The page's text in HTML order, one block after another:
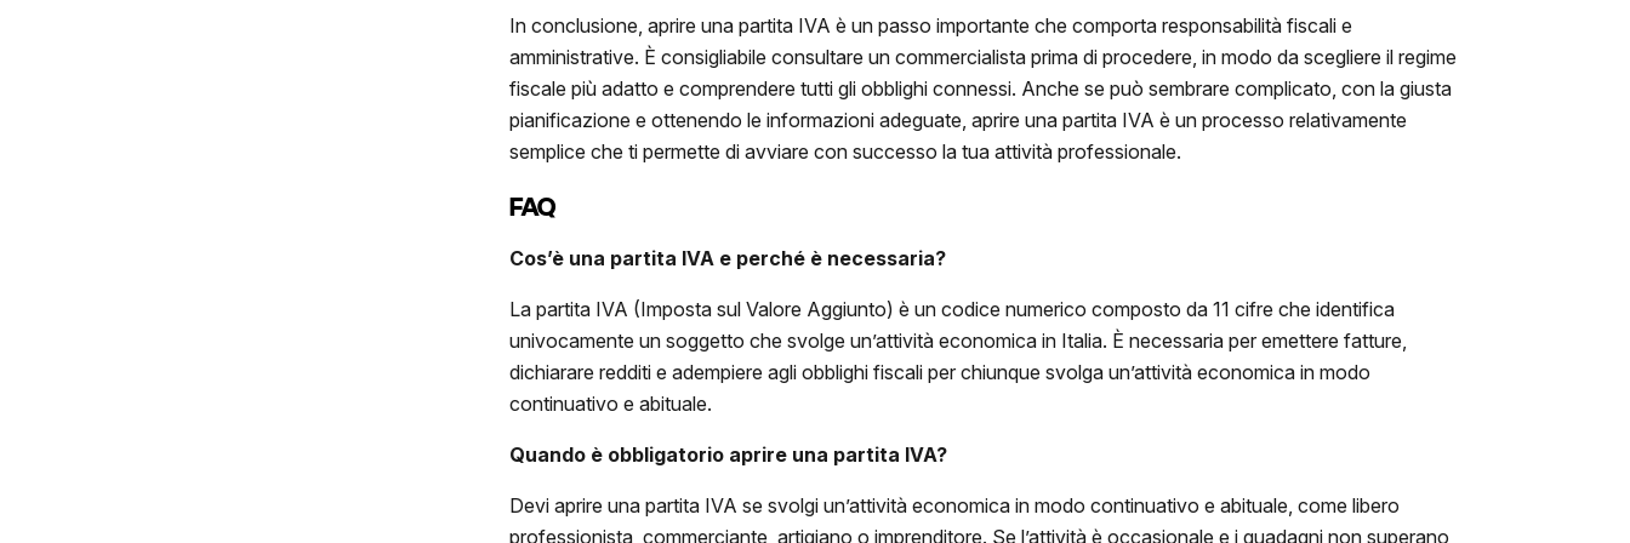
In conclusione, aprire una partita IVA è un passo importante che comporta responsabilità fiscali e
amministrative. È consigliabile consultare un commercialista prima di procedere, in modo da scegliere il regime
fiscale più adatto e comprendere tutti gli obblighi connessi. Anche se può sembrare complicato, con la giusta
pianificazione e ottenendo le informazioni adeguate, aprire una partita IVA è un processo relativamente
semplice che ti permette di avviare con successo la tua attività professionale.
FAQ
Cos’è una partita IVA e perché è necessaria?
La partita IVA (Imposta sul Valore Aggiunto) è un codice numerico composto da 11 cifre che identifica
univocamente un soggetto che svolge un’attività economica in Italia. È necessaria per emettere fatture,
dichiarare redditi e adempiere agli obblighi fiscali per chiunque svolga un’attività economica in modo
continuativo e abituale.
Quando è obbligatorio aprire una partita IVA?
Devi aprire una partita IVA se svolgi un’attività economica in modo continuativo e abituale, come libero
professionista, commerciante, artigiano o imprenditore. Se l’attività è occasionale e i guadagni non superano